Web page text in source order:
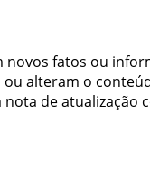
novos fatos ou
alteram o
de atualização